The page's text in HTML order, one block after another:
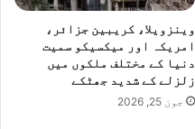
وینزویلا، کریبین جزائر،
امریکہ اور میکسیکو سمیت
دنیا کے مختلف ملکوں میں
زلزلے کے شدید جھٹکے
جون 25, 2026